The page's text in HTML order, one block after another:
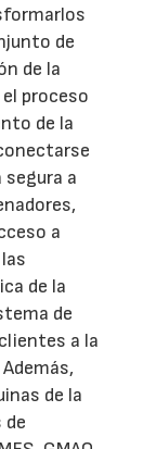
de
de la
proceso
de la
a
a
de la
de
a la
de la